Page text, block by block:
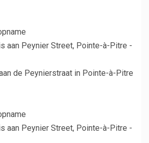
de Peynierstraat in Pointe-à-Pitre